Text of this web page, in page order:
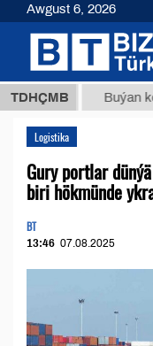
TDHÇMBBuýan köküniň
Logistika
Gury portlar
biri hökmünde
BT
13:46 07.08.2025
Awgust 6, 2026